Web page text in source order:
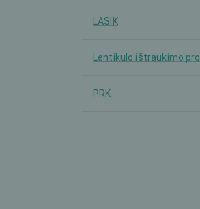
LASIK
Lentikulo ištraukimo
PRK